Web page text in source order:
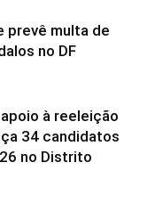
prevê multa de
no DF
à reeleição
34 candidatos
no Distrito